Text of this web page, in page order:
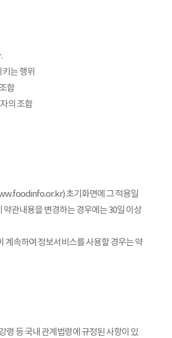
는 행위
합
의 조합
초기화면에 그 적용일
관내용을 변경하는 경우에는 30일 이상
계속하여 정보서비스를 사용할 경우는 약
등 국내 관계법령에 규정된 사항이 있